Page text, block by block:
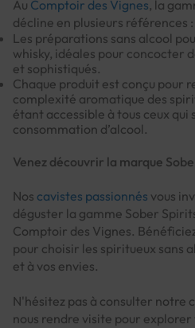
Au Comptoir des Vignes, la
décline en plusieurs références :
Les préparations sans alcool
whisky, idéales pour concocter
et sophistiqués.
Chaque produit est conçu pour
complexité aromatique des
étant accessible à tous ceux
consommation d’alcool.
Venez découvrir la marque
Nos cavistes passionnés vous
déguster la gamme Sober
Comptoir des Vignes.
pour choisir les spiritueux sans
et à vos envies.
N'hésitez pas à consulter notre
nous rendre visite pour